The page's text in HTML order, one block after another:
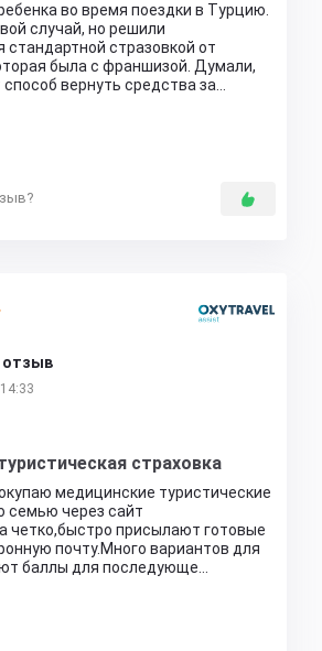
во время поездки в Турцию.
случай, но решили
стандартной стразовкой от
была с франшизой. Думали,
вернуть средства за…
страховка
медицинские туристические
семью через сайт
четко,быстро присылают готовые
почту.Много вариантов для
баллы для последующе…